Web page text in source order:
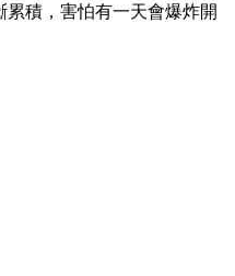
積，害怕有一天會爆炸開